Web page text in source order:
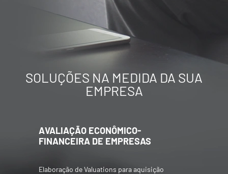
SOLUÇÕES NA MEDIDA DA SUA
EMPRESA
AVALIAÇÃO ECONÔMICO-
FINANCEIRA DE EMPRESAS
Elaboração de Valuations para aquisição